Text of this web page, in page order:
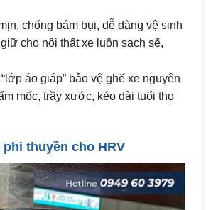
chống bám bụi, dễ dàng vệ sinh
cho nội thất xe luôn sạch sẽ,
áo giáp” bảo vệ ghế xe nguyên
mốc, trầy xước, kéo dài tuổi thọ
thuyền cho HRV